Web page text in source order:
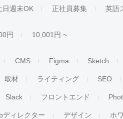
日週末OK 正社員募集 英語
円 10,001円 ~
CMS Figma Sketch
取材 ライティング SEO
Slack フロントエンド
ディレクター デザイン ホ